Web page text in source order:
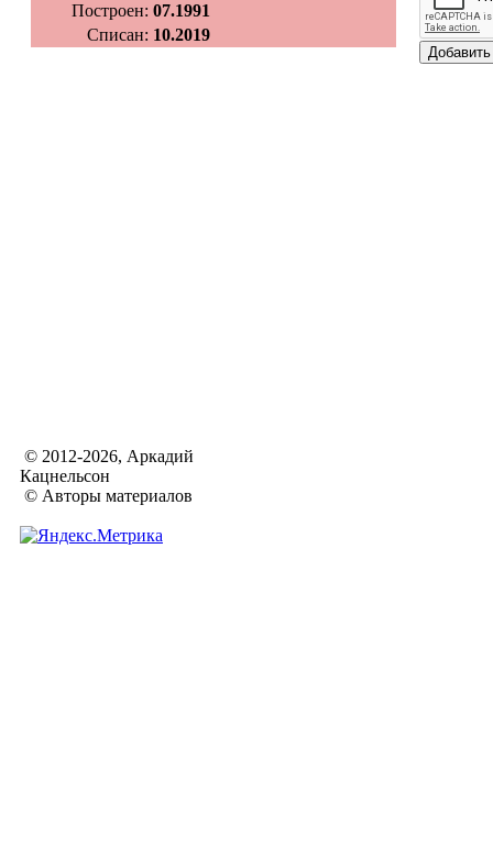
Построен: 07.1991
Списан: 10.2019
© 2012-2026, Аркадий
Кацнельсон
© Авторы материалов